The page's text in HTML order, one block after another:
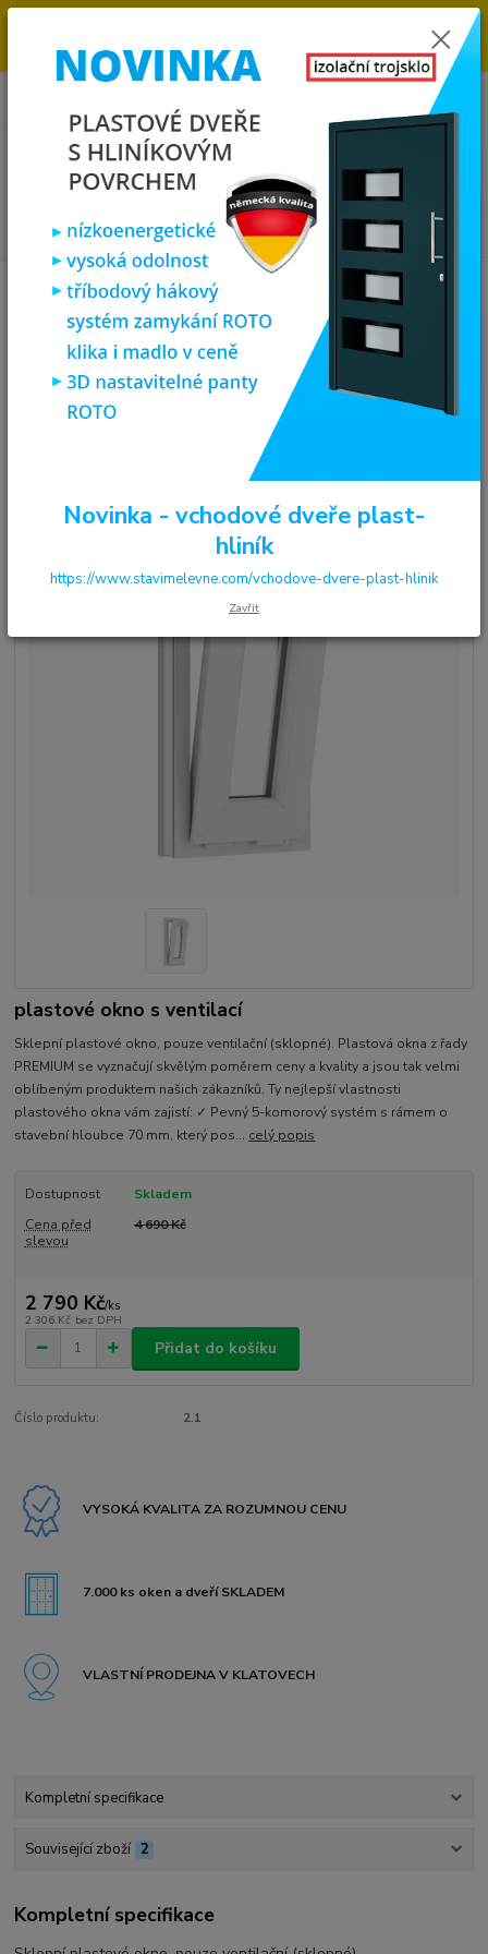
OBJEDNÁVKOU. MÁME 7 000 OKEN A DVEŘÍ SKLADEM U NÁS V
KLATOVECH.
0
0,00 Kč
Plastová okna
plastové okno sklepní 41x100 cm, sklopné, bílé,
PREMIUM 7000
plastové okno sklepní 41x100 cm,
sklopné, bílé, PREMIUM 7000
plastové okno s ventilací
Sklepní plastové okno, pouze ventilační (sklopné). Plastová okna z řady
PREMIUM se vyznačují skvělým poměrem ceny a kvality a jsou tak velmi
oblíbeným produktem našich zákazníků. Ty nejlepší vlastnosti
plastového okna vám zajistí: ✓ Pevný 5-komorový systém s rámem o
stavební hloubce 70 mm, který pos... celý popis
Dostupnost
Skladem
Cena před
slevou
4 690 Kč
2 790 Kč/ks
2 306 Kč bez DPH
Přidat do košíku
Číslo produktu: 2.1
VYSOKÁ KVALITA ZA ROZUMNOU CENU
7.000 ks oken a dveří SKLADEM
VLASTNÍ PRODEJNA V KLATOVECH
Kompletní specifikace
Související zboží 2
Kompletní specifikace
Novinka - vchodové dveře plast-
hliník
https://www.stavimelevne.com/vchodove-dvere-plast-hlinik
Zavřít